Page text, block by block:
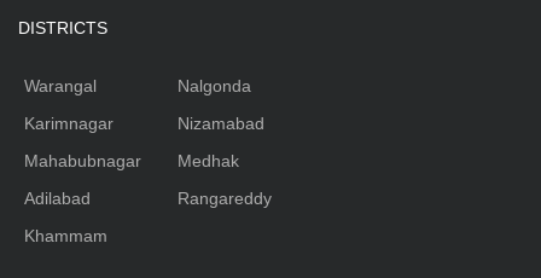
DISTRICTS
Warangal
Karimnagar
Mahabubnagar
Adilabad
Khammam
Nalgonda
Nizamabad
Medhak
Rangareddy